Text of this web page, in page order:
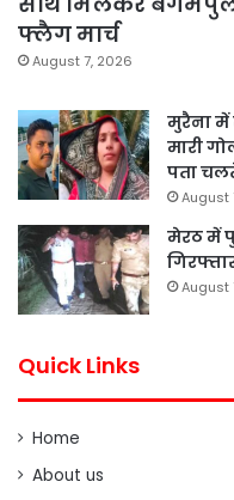
फ्लैग मार्च
August 7, 2026
मुरैना में
मारी
पता
August
मेरठ में
August
Quick Links
Home
About us